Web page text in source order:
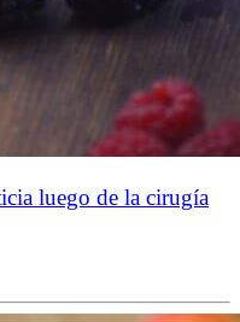
luego de la cirugía